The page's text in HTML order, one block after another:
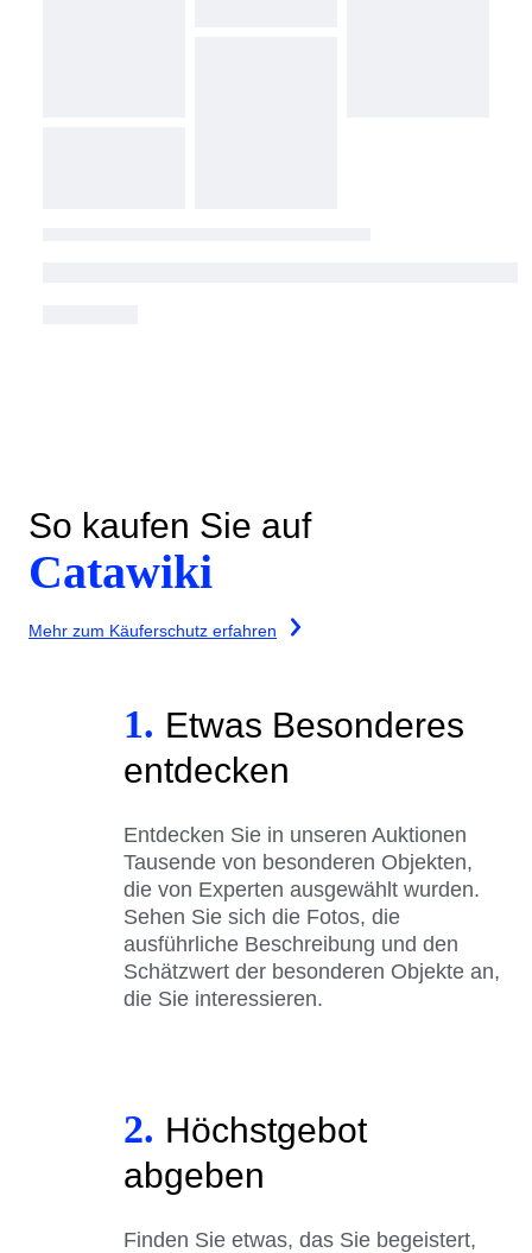
So kaufen Sie auf
Catawiki
Mehr zum Käuferschutz erfahren
1. Etwas Besonderes
entdecken
Entdecken Sie in unseren Auktionen
Tausende von besonderen Objekten,
die von Experten ausgewählt wurden.
Sehen Sie sich die Fotos, die
ausführliche Beschreibung und den
Schätzwert der besonderen Objekte an,
die Sie interessieren.
2. Höchstgebot
abgeben
Finden Sie etwas, das Sie begeistert,